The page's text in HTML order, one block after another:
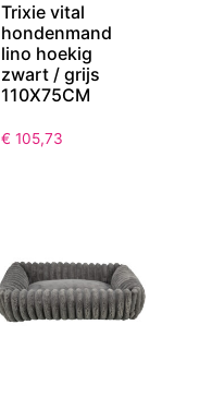
Trixie vital
hondenmand
lino hoekig
zwart / grijs
110X75CM
€ 105,73